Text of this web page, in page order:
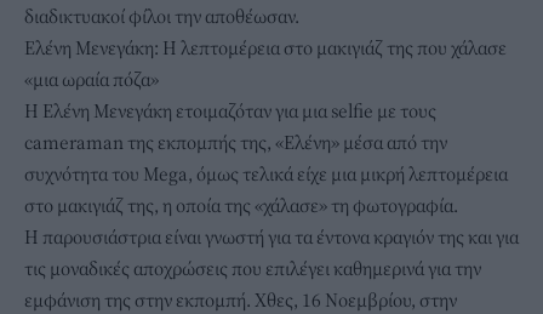
διαδικτυακοί φίλοι την αποθέωσαν.
Ελένη Μενεγάκη: Η λεπτομέρεια στο μακιγιάζ της που χάλασε
«μια ωραία πόζα»
Η Ελένη Μενεγάκη ετοιμαζόταν για μια selfie με τους
cameraman της εκπομπής της, «Ελένη» μέσα από την
συχνότητα του Mega, όμως τελικά είχε μια μικρή λεπτομέρεια
στο μακιγιάζ της, η οποία της «χάλασε» τη φωτογραφία.
H παρουσιάστρια είναι γνωστή για τα έντονα κραγιόν της και για
τις μοναδικές αποχρώσεις που επιλέγει καθημερινά για την
εμφάνιση της στην εκπομπή. Χθες, 16 Νοεμβρίου, στην